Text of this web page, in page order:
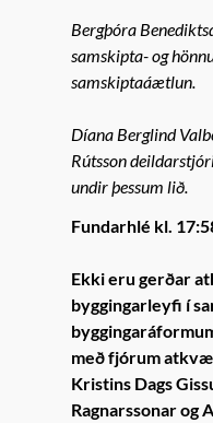
Bergþóra
samskipta- og
samskiptaáætlun.
Díana Berglind
Rútsson
undir þessum lið.
Fundarhlé kl.
Ekki eru gerðar
byggingarleyfi í
með fjórum
Kristins Dags
Ragnarssonar og